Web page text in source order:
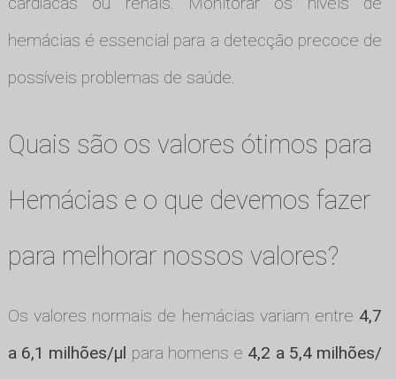
hemácias é essencial para a detecção precoce de
possíveis problemas de saúde.
Quais são os valores ótimos para
Hemácias e o que devemos fazer
para melhorar nossos valores?
Os valores normais de hemácias variam entre 4,7
a 6,1 milhões/µl para homens e 4,2 a 5,4 milhões/